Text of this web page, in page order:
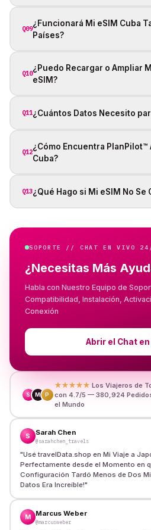
Q09
¿Funcionará Mi eSIM Cuba
Países?
Q10
¿Puedo Recargar o Ampliar
eSIM?
Q11¿Cuántos Datos Necesito
Q12
¿Cómo Encuentra PlanPilot™
Cuba?
Q13¿Qué Hago si Mi eSIM No Se
SOPORTE // CHAT EN VIVO
¿Necesitas Más
Habla con Nuestro Equipo de
Compatibilidad, Instalación,
Conexión
Abrir el Chat en
S M P
★★★★★ Los Viajeros de
con 4.7/5 — 380,924
el Mundo
S Sarah Chen
@sarahchen_travels
"Usé travelData.shop en Mi Viaje a
Perfectamente desde el Momento en
Configuración Tardó Menos de Dos
Datos Era Increíble!"
M Marcus Weber
@marcusweber